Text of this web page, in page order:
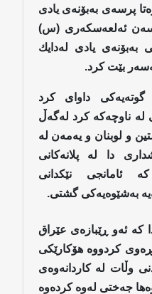
پرسەی بەبۆنەی یادی
ئەلعەسكەری (س)
بەبۆنەی یادی لەدایك
بێت كرد.
داوای كرد
لە ناوچەكە كرد لەگەڵ
و لوبنان و یەمەن لە
دا لە پلانەكانی
ئامانجی نێكدانی
بەشێوەیەكی گشتی.
کە ئەو ڕێبازەی عێراق
کردووە هۆکارێکی
وڵات لە کاردانەوەی
جەختی لەوە کردەوە